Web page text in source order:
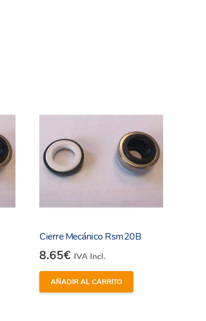
Cierre Mecánico Rsm20B
8.65€ IVA Incl.
AÑADIR AL CARRITO